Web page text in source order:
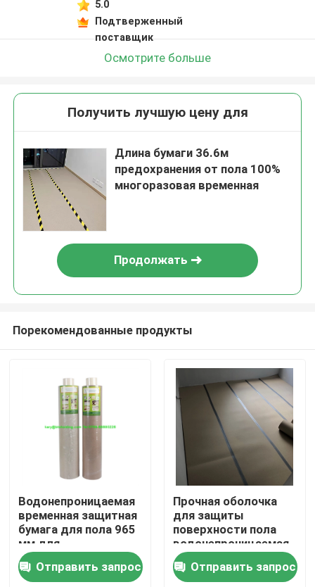
О Компании
Контакты
5.0
Подтверженный
поставщик
Осмотрите больше
Получить лучшую цену для
Длина бумаги 36.6м
предохранения от пола 100%
многоразовая временная
Продолжать
Порекомендованные продукты
Водонепроницаемая
временная защитная
бумага для пола 965
мм для
строительных
проектов
Отправить запрос
Прочная оболочка
для защиты
поверхности пола
водонепроницаемая
строительная бумага
23X23X97 см
Отправить запрос